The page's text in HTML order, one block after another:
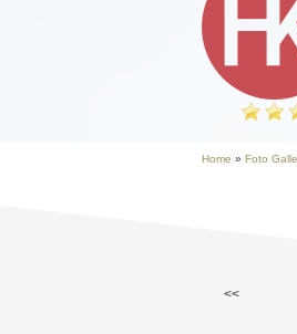
Home » Foto
<<